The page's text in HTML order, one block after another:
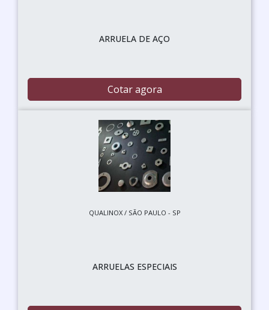
ARRUELA DE AÇO
Cotar agora
QUALINOX / SÃO PAULO - SP
ARRUELAS ESPECIAIS